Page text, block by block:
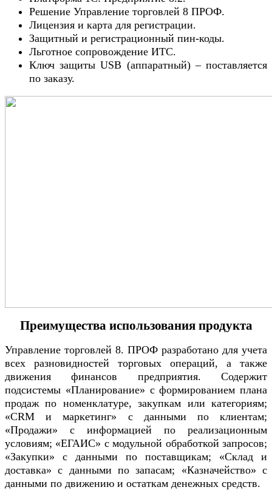
Решение Управление торговлей 8 ПРОФ.
Лицензия и карта для регистрации.
Защитный и регистрационный пин-коды.
Льготное сопровождение ИТС.
Ключ защиты USB (аппаратный) – поставляется
по заказу.
Преимущества использования продукта
Управление торговлей 8. ПРОФ разработано для учета
всех разновидностей торговых операций, а также
движения финансов предприятия. Содержит
подсистемы «Планирование» с формированием плана
продаж по номенклатуре, закупкам или категориям;
«CRM и маркетинг» с данными по клиентам;
«Продажи» с информацией по реализационным
условиям; «ЕГАИС» с модульной обработкой запросов;
«Закупки» с данными по поставщикам; «Склад и
доставка» с данными по запасам; «Казначейство» с
данными по движению и остаткам денежных средств.